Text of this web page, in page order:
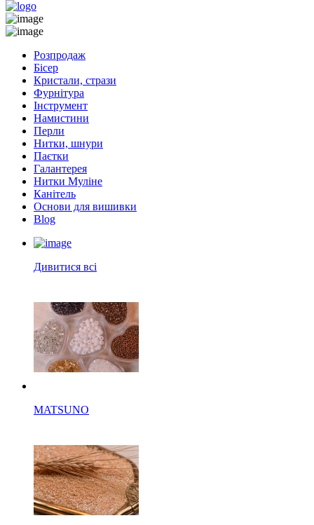
Розпродаж
Бісер
Кристали, стрази
Фурнітура
Інструмент
Намистини
Перли
Нитки, шнури
Паєтки
Галантерея
Нитки Муліне
Канітель
Основи для вишивки
Blog
Дивитися всі
MATSUNO